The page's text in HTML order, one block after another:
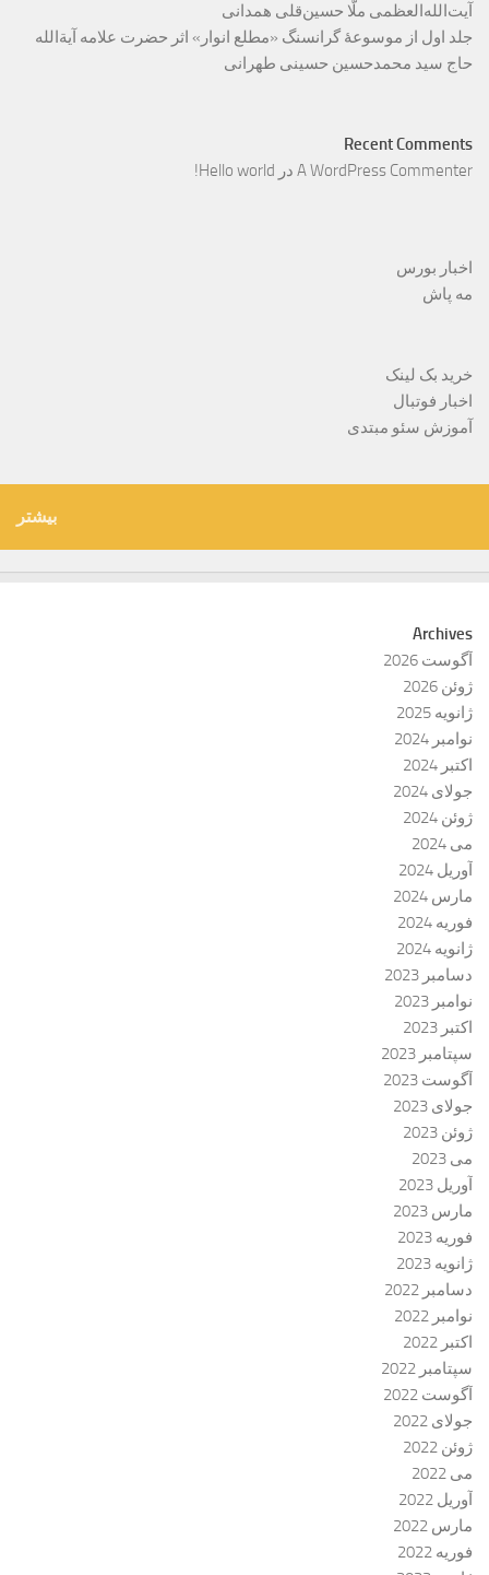
آیت‌الله‌العظمی ملّا حسین‌قلی همدانی
جلد اول از موسوعۀ گرانسنگ «مطلع انوار» اثر حضرت علامه آیة‌الله
حاج سید محمدحسین حسینی طهرانی
Recent Comments
A WordPress Commenter در Hello world!
اخبار بورس
مه پاش
خرید بک لینک
اخبار فوتبال
آموزش سئو مبتدی
بیشتر
Archives
آگوست 2026
ژوئن 2026
ژانویه 2025
نوامبر 2024
اکتبر 2024
جولای 2024
ژوئن 2024
می 2024
آوریل 2024
مارس 2024
فوریه 2024
ژانویه 2024
دسامبر 2023
نوامبر 2023
اکتبر 2023
سپتامبر 2023
آگوست 2023
جولای 2023
ژوئن 2023
می 2023
آوریل 2023
مارس 2023
فوریه 2023
ژانویه 2023
دسامبر 2022
نوامبر 2022
اکتبر 2022
سپتامبر 2022
آگوست 2022
جولای 2022
ژوئن 2022
می 2022
آوریل 2022
مارس 2022
فوریه 2022